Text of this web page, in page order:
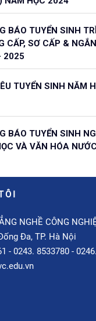
BÁO TUYỂN SINH
CẤP, SƠ CẤP &
2025
TUYỂN SINH NĂM
BÁO TUYỂN SINH
VÀ VĂN HÓA
NGHỀ CÔNG
Đa, TP. Hà Nội
- 0243. 8533780 -